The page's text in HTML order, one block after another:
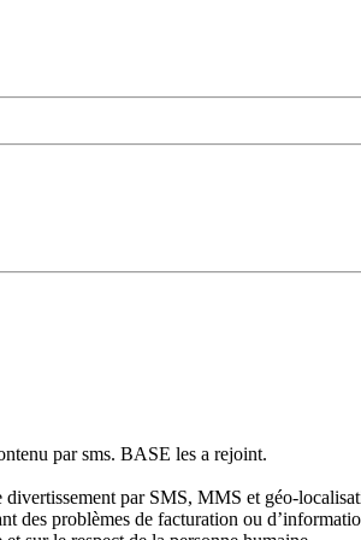
par sms. BASE les a rejoint.
par SMS, MMS et géo-
des problèmes de facturation ou